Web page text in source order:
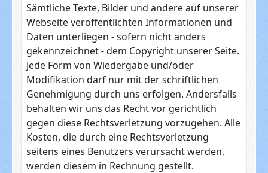
Sämtliche Texte, Bilder und andere auf unserer
Webseite veröffentlichten Informationen und
Daten unterliegen - sofern nicht anders
gekennzeichnet - dem Copyright unserer Seite.
Jede Form von Wiedergabe und/oder
Modifikation darf nur mit der schriftlichen
Genehmigung durch uns erfolgen. Andersfalls
behalten wir uns das Recht vor gerichtlich
gegen diese Rechtsverletzung vorzugehen. Alle
Kosten, die durch eine Rechtsverletzung
seitens eines Benutzers verursacht werden,
werden diesem in Rechnung gestellt.